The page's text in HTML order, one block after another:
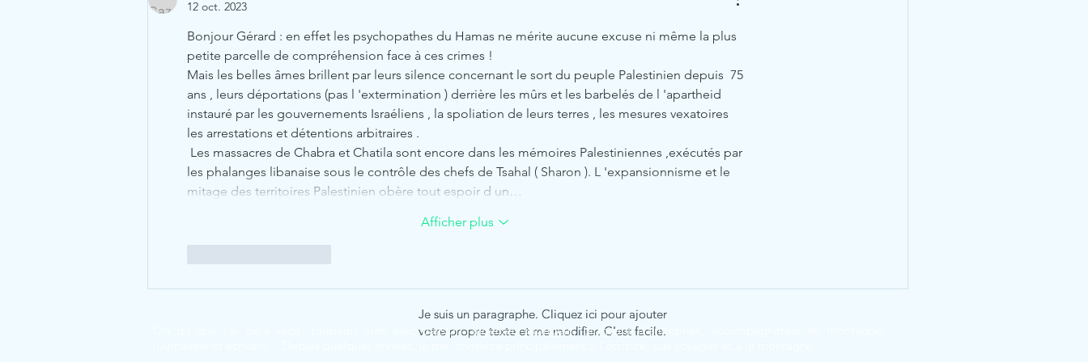
12 oct. 2023
Bonjour Gérard : en effet les psychopathes du Hamas ne mérite aucune excuse ni même la plus
petite parcelle de compréhension face à ces crimes !
Mais les belles âmes brillent par leurs silence concernant le sort du peuple Palestinien depuis  75
ans , leurs déportations (pas l 'extermination ) derrière les mûrs et les barbelés de l 'apartheid
instauré par les gouvernements Israéliens , la spoliation de leurs terres , les mesures vexatoires
les arrestations et détentions arbitraires .
les phalanges libanaise sous le contrôle des chefs de Tsahal ( Sharon ). L 'expansionnisme et le
mitage des territoires Palestinien obère tout espoir d un…
Afficher plus
Je suis un paragraphe. Cliquez ici pour ajouter
votre propre texte et me modifier. C'est facile.
Je suis un paragraphe. Cliquez ici pour ajouter
votre propre texte et me modifier. C'est facile.
On dit que j'ai déjà vécu plusieurs vies avec passion. Ingénieur-plongeur, dirigeant d’entreprise, accompagnateur en montagne,